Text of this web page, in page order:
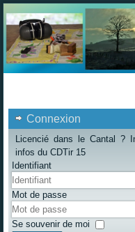
Connexion
Licencié dans le Cantal ?
infos du CDTir 15
Identifiant
Mot de passe
Se souvenir de moi